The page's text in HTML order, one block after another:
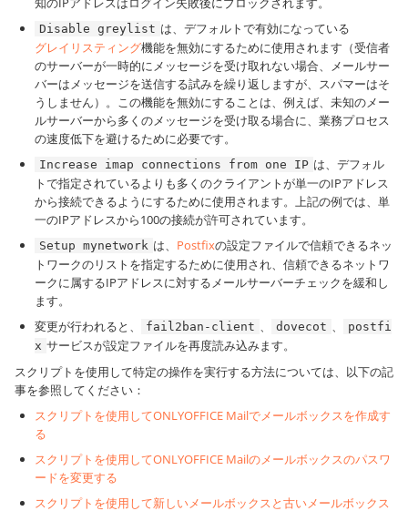
Disable greylist は、デフォルトで有効になっている
グレイリスティング機能を無効にするために使用されます（受信者
のサーバーが一時的にメッセージを受け取れない場合、メールサー
バーはメッセージを送信する試みを繰り返しますが、スパマーはそ
うしません）。この機能を無効にすることは、例えば、未知のメー
ルサーバーから多くのメッセージを受け取る場合に、業務プロセス
の速度低下を避けるために必要です。
Increase imap connections from one IP は、デフォル
トで指定されているよりも多くのクライアントが単一のIPアドレス
から接続できるようにするために使用されます。上記の例では、単
一のIPアドレスから100の接続が許可されています。
Setup mynetwork は、 Postfixの設定ファイルで信頼できるネッ
トワークのリストを指定するために使用され、信頼できるネットワ
ークに属するIPアドレスに対するメールサーバーチェックを緩和し
ます。
変更が行われると、
fail2ban-client 、 dovecot 、
postfi
x サービスが設定ファイルを再度読み込みます。
スクリプトを使用して特定の操作を実行する方法については、以下の記
事を参照してください：
スクリプトを使用してONLYOFFICE Mailでメールボックスを作成す
る
スクリプトを使用してONLYOFFICE Mailのメールボックスのパスワ
ードを変更する
スクリプトを使用して新しいメールボックスと古いメールボックス